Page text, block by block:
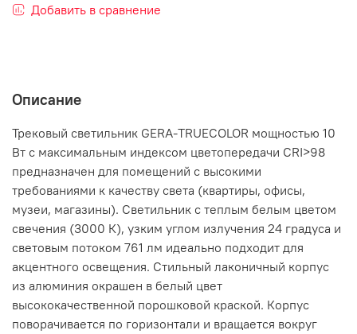
Добавить в сравнение
Описание
Трековый светильник GERA-TRUECOLOR мощностью 10
Вт с максимальным индексом цветопередачи CRI>98
предназначен для помещений с высокими
требованиями к качеству света (квартиры, офисы,
музеи, магазины). Светильник с теплым белым цветом
свечения (3000 К), узким углом излучения 24 градуса и
световым потоком 761 лм идеально подходит для
акцентного освещения. Стильный лаконичный корпус
из алюминия окрашен в белый цвет
высококачественной порошковой краской. Корпус
поворачивается по горизонтали и вращается вокруг